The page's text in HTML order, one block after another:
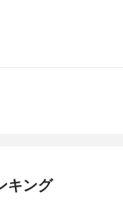
キング